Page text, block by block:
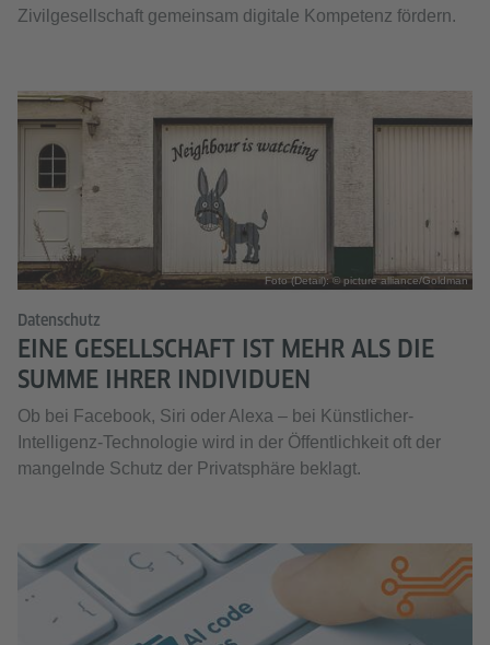
Zivilgesellschaft gemeinsam digitale Kompetenz fördern.
Foto (Detail): © picture alliance/Goldman
Datenschutz
EINE GESELLSCHAFT IST MEHR ALS DIE
SUMME IHRER INDIVIDUEN
Ob bei Facebook, Siri oder Alexa – bei Künstlicher-
Intelligenz-Technologie wird in der Öffentlichkeit oft der
mangelnde Schutz der Privatsphäre beklagt.